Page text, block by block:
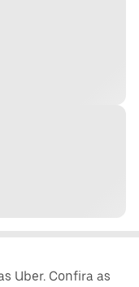
Uber. Confira as